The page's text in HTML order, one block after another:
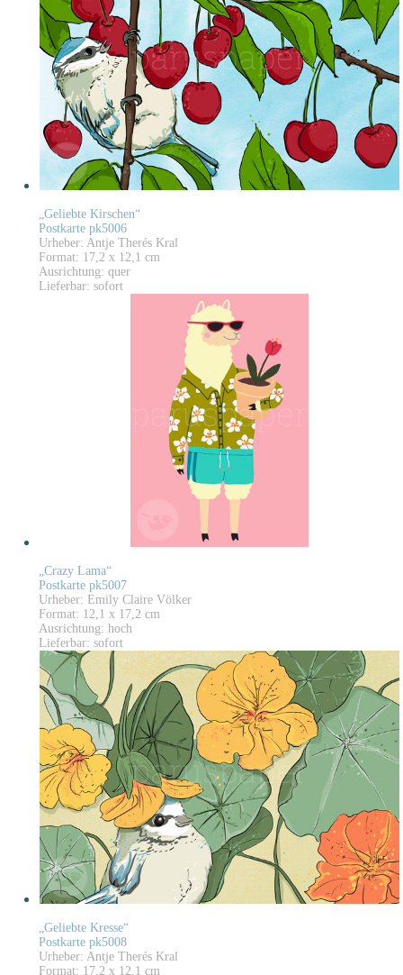
„Geliebte Kirschen“
Postkarte pk5006
Urheber: Antje Therés Kral
Format: 17,2 x 12,1 cm
Ausrichtung: quer
Lieferbar: sofort
„Crazy Lama“
Postkarte pk5007
Urheber: Emily Claire Völker
Format: 12,1 x 17,2 cm
Ausrichtung: hoch
Lieferbar: sofort
„Geliebte Kresse“
Postkarte pk5008
Urheber: Antje Therés Kral
Format: 17,2 x 12,1 cm